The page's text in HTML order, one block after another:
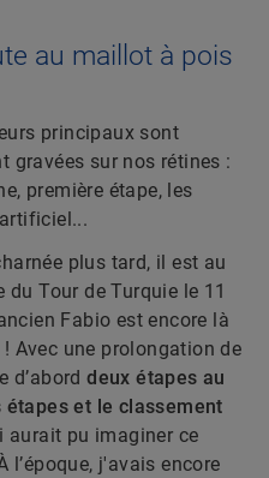
au maillot à pois
principaux sont
gravées sur nos rétines :
première étape, les
plus tard, il est au
du Tour de Turquie le 11
Fabio est encore là
Avec une prolongation de
d’aborddeux étapes au
étapes et le classement
aurait pu imaginer ce
l’époque, j'avais encore